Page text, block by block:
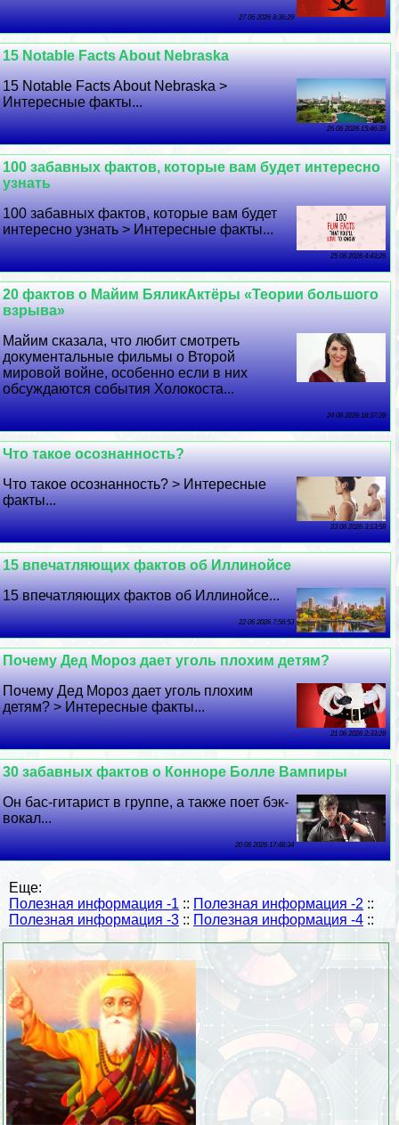
27 06 2026 8:36:29
15 Notable Facts About Nebraska
15 Notable Facts About Nebraska >
Интересные факты...
26 06 2026 15:46:39
100 забавных фактов, которые вам будет интересно
узнать
100 забавных фактов, которые вам будет
интересно узнать > Интересные факты...
25 06 2026 4:43:26
20 фактов о Майим БяликАктёры «Теории большого
взрыва»
Майим сказала, что любит смотреть
документальные фильмы о Второй
мировой войне, особенно если в них
обсуждаются события Холокоста...
24 06 2026 18:37:28
Что такое осознанность?
Что такое осознанность? > Интересные
факты...
23 06 2026 3:13:58
15 впечатляющих фактов об Иллинойсе
15 впечатляющих фактов об Иллинойсе...
22 06 2026 7:56:53
Почему Дед Мороз дает уголь плохим детям?
Почему Дед Мороз дает уголь плохим
детям? > Интересные факты...
21 06 2026 2:33:28
30 забавных фактов о Конноре Болле Вампиры
Он бас-гитарист в группе, а также поет бэк-
вокал...
20 06 2026 17:48:34
Еще:
Полезная информация -1 :: Полезная информация -2 ::
Полезная информация -3 :: Полезная информация -4 ::